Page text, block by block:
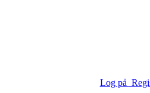
Log på